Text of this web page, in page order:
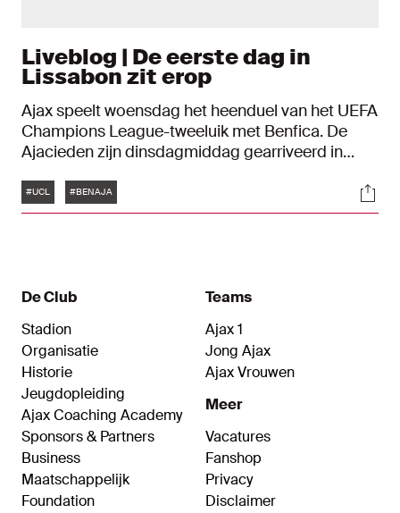
Liveblog | De eerste dag in
Lissabon zit erop
Ajax speelt woensdag het heenduel van het UEFA
Champions League-tweeluik met Benfica. De
Ajacieden zijn dinsdagmiddag gearriveerd in
uitgebreid op de hoogte van de ontwikkelingen
op Portugese bodem.
Tags
#UCL #BENAJA
De Club
Stadion
Organisatie
Historie
Jeugdopleiding
Ajax Coaching Academy
Sponsors & Partners
Business
Maatschappelijk
Foundation
Teams
Ajax 1
Jong Ajax
Ajax Vrouwen
Meer
Vacatures
Fanshop
Privacy
Disclaimer